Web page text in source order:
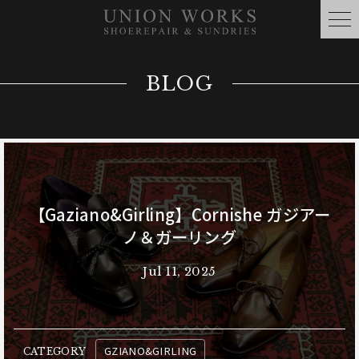
BLOG
【Gaziano&Girling】Cornishe ガジアー
ノ＆ガーリング
Jul 11, 2025
CATEGORY GZIANO&GIRLING